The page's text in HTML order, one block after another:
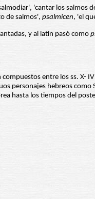
'cantar los salmos
de salmos', psalmicen, 'el
y al latín pasó como
entre los ss. X-
personajes hebreos
hasta los tiempos del